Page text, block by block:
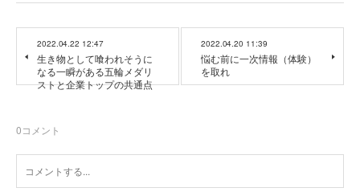
2022.04.22 12:47
生き物として喰われそうに
なる一瞬がある五輪メダリ
ストと企業トップの共通点
2022.04.20 11:39
悩む前に一次情報（体験）
を取れ
0コメント